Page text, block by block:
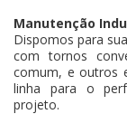
Manutenção
Dispomos para
com tornos
comum, e outros
linha para o
projeto.